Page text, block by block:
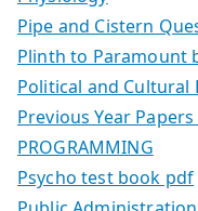
Pipe and Cistern
Plinth to Paramount
Political and Cultural
Previous Year
PROGRAMMING
Psycho test book pdf